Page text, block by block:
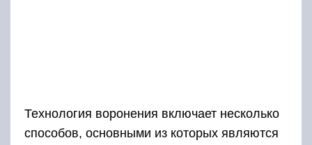
Технология воронения включает несколько
способов, основными из которых являются